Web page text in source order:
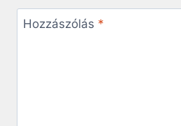
Hozzászólás *